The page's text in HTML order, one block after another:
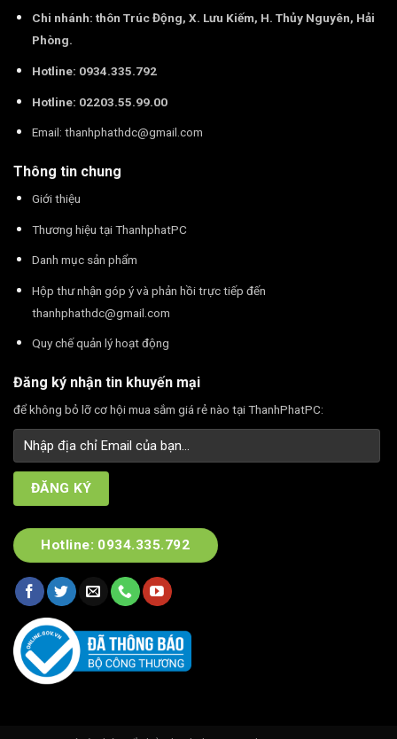
Chi nhánh: thôn Trúc Động, X. Lưu Kiếm, H. Thủy Nguyên, Hải
Phòng.
Hotline: 0934.335.792
Hotline: 02203.55.99.00
Email: thanhphathdc@gmail.com
Thông tin chung
Giới thiệu
Thương hiệu tại ThanhphatPC
Danh mục sản phẩm
Hộp thư nhận góp ý và phản hồi trực tiếp đến
thanhphathdc@gmail.com
Quy chế quản lý hoạt động
Đăng ký nhận tin khuyến mại
để không bỏ lỡ cơ hội mua sắm giá rẻ nào tại ThanhPhatPC:
Hotline: 0934.335.792